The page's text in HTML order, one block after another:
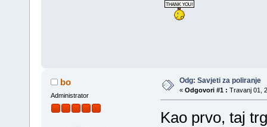
bo
Administrator
Odg: Savjeti za poliranje
« Odgovori #1 : Travanj 01,
Kao prvo, taj